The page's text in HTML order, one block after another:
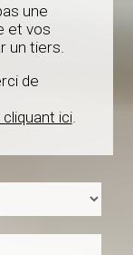
une
et vos
un tiers.
de
ici.